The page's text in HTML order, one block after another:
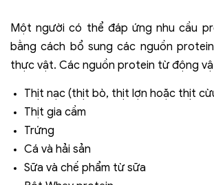
Một người có thể đáp ứng nhu cầu
bằng cách bổ sung các nguồn
thực vật. Các nguồn protein từ động
Thịt nạc (thịt bò, thịt lợn hoặc thịt
Thịt gia cầm
Trứng
Cá và hải sản
Sữa và chế phẩm từ sữa